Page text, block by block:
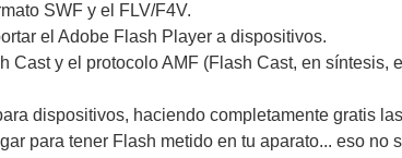
SWF y el FLV/F4V.
el Adobe Flash Player a dispositivos.
Cast y el protocolo AMF (Flash Cast, en
dispositivos, haciendo completamente gratis
para tener Flash metido en tu aparato... eso no